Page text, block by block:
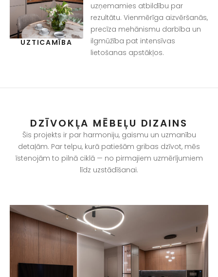
UZTICAMĪBA
uzņemamies atbildību par
rezultātu. Vienmērīga aizvēršanās,
precīza mehānismu darbība un
ilgmūžība pat intensīvas
lietošanas apstākļos.
DZĪVOKĻA MĒBEĻU DIZAINS
Šis projekts ir par harmoniju, gaismu un uzmanību
detaļām. Par telpu, kurā patiešām gribas dzīvot, mēs
īstenojām to pilnā ciklā — no pirmajiem uzmērījumiem
līdz uzstādīšanai.